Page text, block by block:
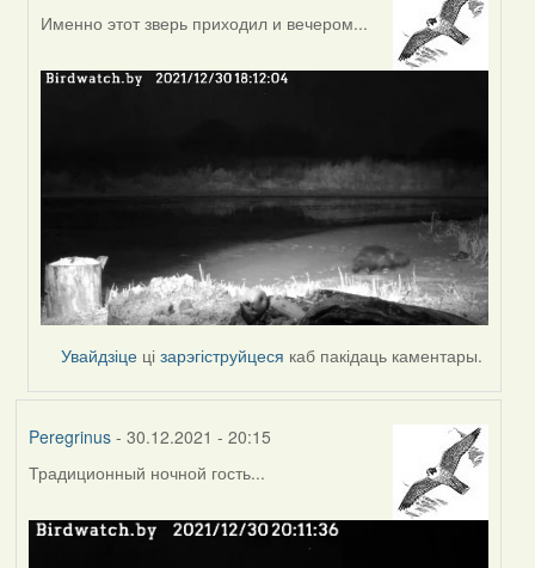
In
to
Именно этот зверь приходил и вечером...
Увайдзіце цізарэгіструйцеся каб пакідаць каментары.
Peregrinus- 30.12.2021 - 20:15
Традиционный ночной гость...